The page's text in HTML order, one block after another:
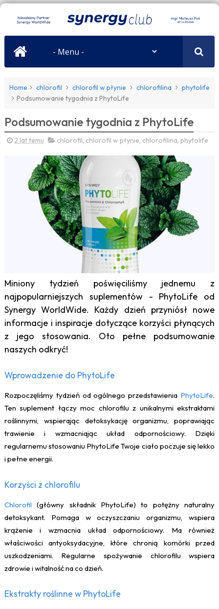
Home chlorofil chlorofil w płynie chlorofilina
phytolife
Podsumowanie tygodnia z PhytoLife
Podsumowanie tygodnia z PhytoLife
2 lat temu chlorofil, chlorofil w płynie, chlorofilina, phytolife
Miniony tydzień poświęciliśmy jednemu z
najpopularniejszych suplementów - PhytoLife od
Synergy WorldWide. Każdy dzień przyniósł nowe
informacje i inspiracje dotyczące korzyści płynących
z jego stosowania. Oto pełne podsumowanie
naszych odkryć!
Wprowadzenie do PhytoLife
Rozpoczęliśmy tydzień od ogólnego przedstawienia PhytoLife.
Ten suplement łączy moc chlorofilu z unikalnymi ekstraktami
roślinnymi, wspierając detoksykację organizmu, poprawiając
trawienie i wzmacniając układ odpornościowy. Dzięki
regularnemu stosowaniu PhytoLife Twoje ciało poczuje się lekko
i pełne energii.
Korzyści z chlorofilu
Chlorofil (główny składnik PhytoLife) to potężny naturalny
detoksykant. Pomaga w oczyszczaniu organizmu, wspiera
krążenie i wzmacnia układ odpornościowy. Ma również
właściwości antyoksydacyjne, które chronią komórki przed
uszkodzeniami. Regularne spożywanie chlorofilu wspiera
zdrowie i witalność na co dzień.
Ekstrakty roślinne w PhytoLife